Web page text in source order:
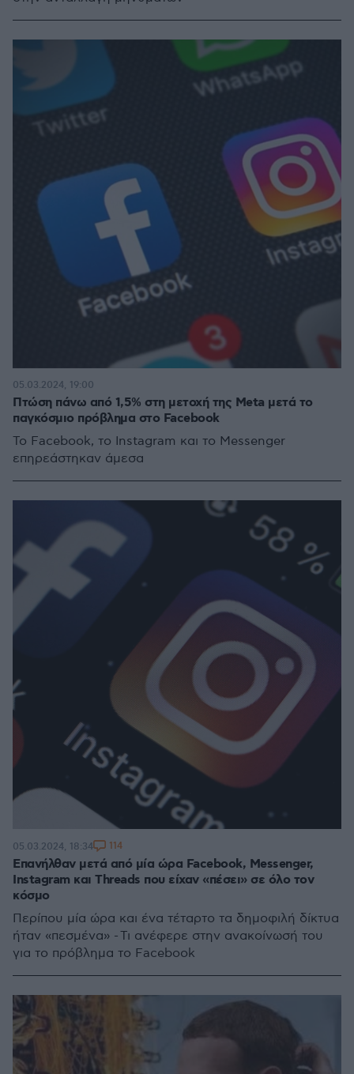
Πτώση πάνω από 1,5% στη μετοχή της Meta μετά το
παγκόσμιο πρόβλημα στο Facebook
Το Facebook, το Instagram και το Messenger
επηρεάστηκαν άμεσα
05.03.2024, 19:00
Επανήλθαν μετά από μία ώρα Facebook, Messenger,
Instagram και Threads που είχαν «πέσει» σε όλο τον
κόσμο
Περίπου μία ώρα και ένα τέταρτο τα δημοφιλή δίκτυα
ήταν «πεσμένα» - Τι ανέφερε στην ανακοίνωσή του
για το πρόβλημα το Facebook
05.03.2024, 18:34 114